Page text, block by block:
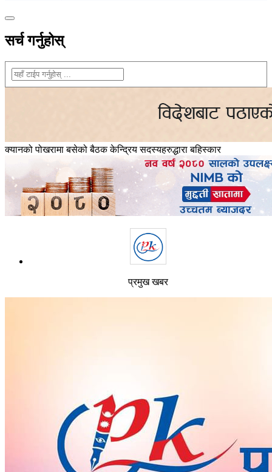
सर्च गर्नुहोस्
क्यानको पोखरामा बसेको बैठक केन्द्रिय सदस्यहरुद्धारा बहिस्कार
प्रमुख खबर